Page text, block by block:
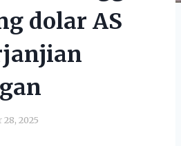
dolar AS
2025